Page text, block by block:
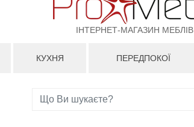
ІНТЕРНЕТ-МАГАЗИН МЕБЛІВ
КУХНЯ ПЕРЕДПОКОЇ